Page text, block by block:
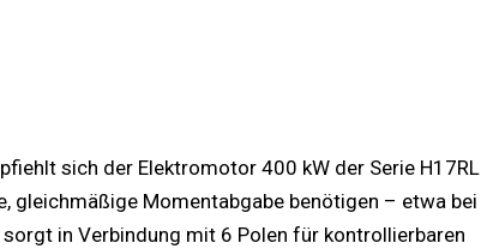
sich der Elektromotor 400 kW der Serie H17RL
gleichmäßige Momentabgabe benötigen – etwa bei
in Verbindung mit 6 Polen für kontrollierbaren